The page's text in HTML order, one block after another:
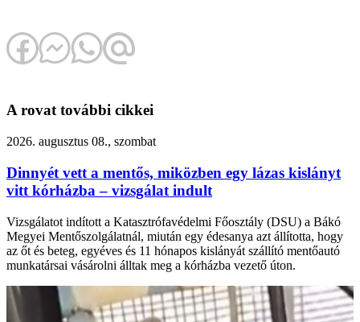
A rovat további cikkei
2026. augusztus 08., szombat
Dinnyét vett a mentős, miközben egy lázas kislányt
vitt kórházba – vizsgálat indult
Vizsgálatot indított a Katasztrófavédelmi Főosztály (DSU) a Bákó
Megyei Mentőszolgálatnál, miután egy édesanya azt állította, hogy
az őt és beteg, egyéves és 11 hónapos kislányát szállító mentőautó
munkatársai vásárolni álltak meg a kórházba vezető úton.